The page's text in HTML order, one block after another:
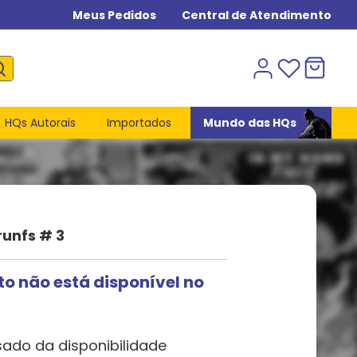
Meus Pedidos Central de Atendimento
HQs Autorais Importados Mundo das HQs
# 3
não está disponível no
da disponibilidade